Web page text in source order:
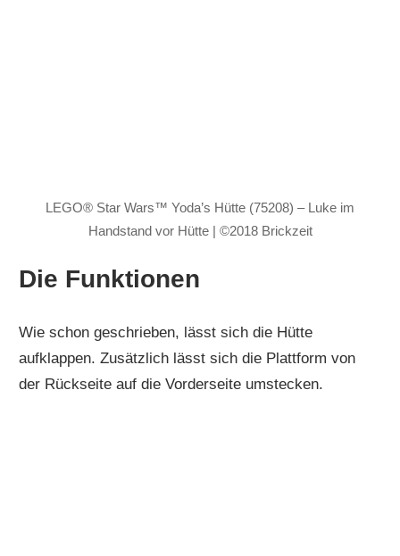
LEGO® Star Wars™ Yoda’s Hütte (75208) – Luke im
Handstand vor Hütte | ©2018 Brickzeit
Die Funktionen
Wie schon geschrieben, lässt sich die Hütte
aufklappen. Zusätzlich lässt sich die Plattform von
der Rückseite auf die Vorderseite umstecken.